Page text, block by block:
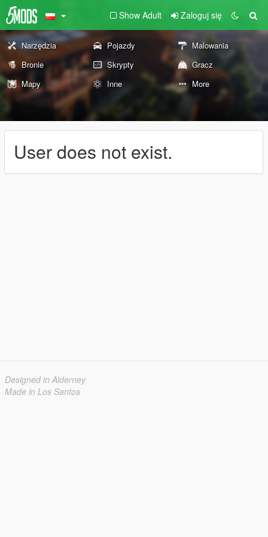
Show Adult Zaloguj się
Narzędzia Pojazdy
Malowania
Bronie
Skrypty
Gracz
Mapy
Inne More
User does not exist.
Designed in Alderney
Made in Los Santos